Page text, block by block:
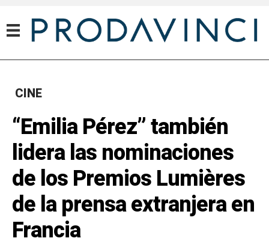
CINE
“Emilia Pérez” también
lidera las nominaciones
de los Premios Lumières
de la prensa extranjera en
Francia